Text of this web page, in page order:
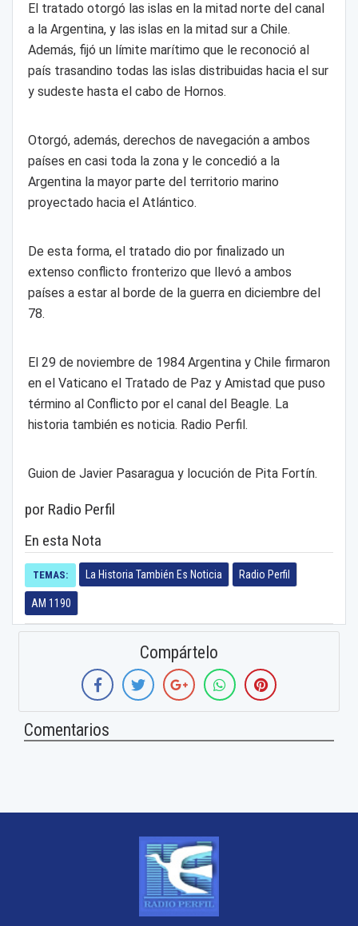
El tratado otorgó las islas en la mitad norte del canal
a la Argentina, y las islas en la mitad sur a Chile.
Además, fijó un límite marítimo que le reconoció al
país trasandino todas las islas distribuidas hacia el sur
y sudeste hasta el cabo de Hornos.
Otorgó, además, derechos de navegación a ambos
países en casi toda la zona y le concedió a la
Argentina la mayor parte del territorio marino
proyectado hacia el Atlántico.
De esta forma, el tratado dio por finalizado un
extenso conflicto fronterizo que llevó a ambos
países a estar al borde de la guerra en diciembre del
78.
El 29 de noviembre de 1984 Argentina y Chile firmaron
en el Vaticano el Tratado de Paz y Amistad que puso
término al Conflicto por el canal del Beagle. La
historia también es noticia. Radio Perfil.
Guion de Javier Pasaragua y locución de Pita Fortín.
por Radio Perfil
En esta Nota
TEMAS: La Historia También Es Noticia Radio Perfil
AM 1190
Compártelo
Comentarios